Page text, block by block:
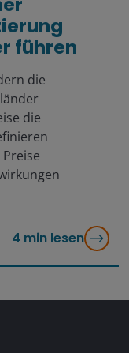
führen
die
die
4 min lesen